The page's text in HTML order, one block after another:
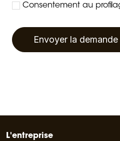
Consentement au
Envoyer la demande
L'entreprise